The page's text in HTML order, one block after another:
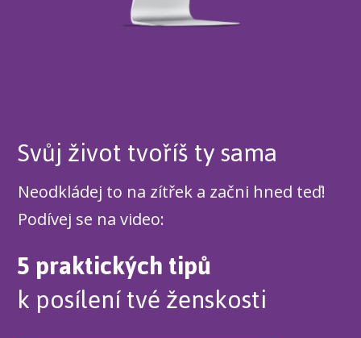
Svůj život tvoříš ty sama
Neodkládej to na zítřek a začni hned teď!
Podívej se na video:
5 praktických tipů
k posílení tvé ženskosti